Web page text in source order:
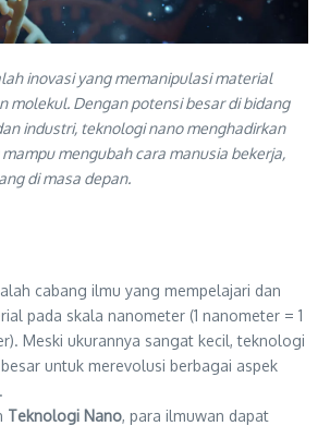
inovasi yang memanipulasi material
molekul. Dengan potensi besar di bidang
industri, teknologi nano menghadirkan
mengubah cara manusia bekerja,
di masa depan.
cabang ilmu yang mempelajari dan
pada skala nanometer (1 nanometer = 1
Meski ukurannya sangat kecil, teknologi
untuk merevolusi berbagai aspek
Teknologi Nano, para ilmuwan dapat